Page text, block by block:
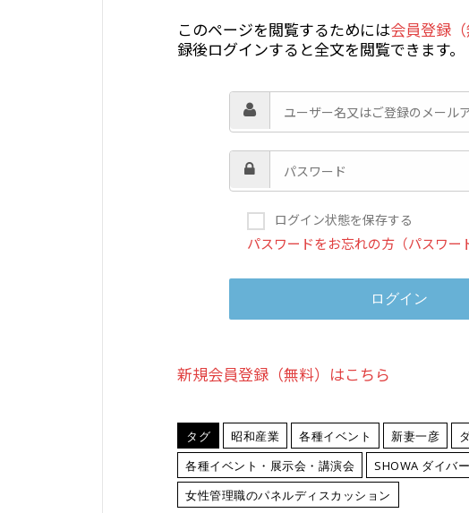
このページを閲覧するためには会員登録（
録後ログインすると全文を閲覧できます。
ログイン状態を保存する
パスワードをお忘れの方（パスワー
新規会員登録（無料）はこちら
タグ 昭和産業 各種イベント 新妻一彦
各種イベント・展示会・講演会
SHOWA ダイバ
女性管理職のパネルディスカッション